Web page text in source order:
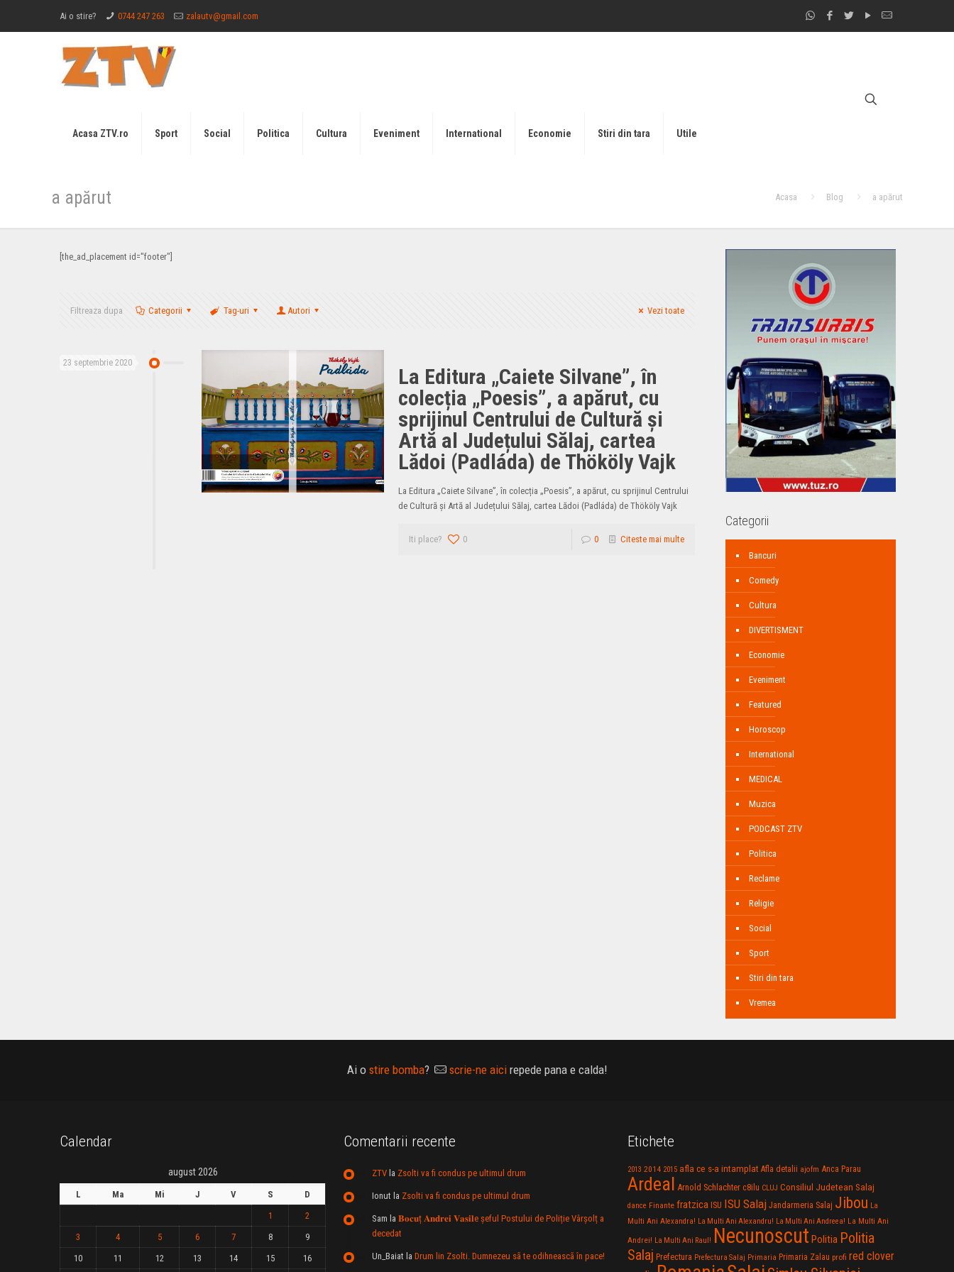
Ai o stire? 0744 247 263 zalautv@gmail.com
Acasa ZTV.ro Sport Social Politica Cultura Eveniment International Economie Stiri din tara Utile
a apărut Acasa Blog a apărut
[the_ad_placement id="footer"]
Filtreaza dupa Categorii Tag-uri Autori Vezi toate
23 septembrie 2020
La Editura „Caiete Silvane”, în
colecția „Poesis”, a apărut, cu
sprijinul Centrului de Cultură și
Artă al Județului Sălaj, cartea
Lădoi (Padláda) de Thököly Vajk
La Editura „Caiete Silvane”, în colecția „Poesis”, a apărut, cu sprijinul Centrului
de Cultură și Artă al Județului Sălaj, cartea Lădoi (Padláda) de Thököly Vajk
Iti place? 0 0 Citeste mai multe
Categorii
Bancuri
Comedy
Cultura
DIVERTISMENT
Economie
Eveniment
Featured
Horoscop
International
MEDICAL
Muzica
PODCAST ZTV
Politica
Reclame
Religie
Social
Sport
Stiri din tara
Vremea
Ai o stire bomba? scrie-ne aicirepede pana e calda!
Calendar
august 2026
L Ma Mi J V S
D
1
2
3
4 5 6 7 8
9
10
11 12 13 14 15 16
Comentarii recente
ZTVla Zsolti va fi condus pe ultimul drum
Ionut la Zsolti va fi condus pe ultimul drum
Sam la 𝐁𝐨𝐜𝐮ț 𝐀𝐧𝐝𝐫𝐞𝐢 𝐕𝐚𝐬𝐢𝐥e şeful Postului de Poliție Vârșolț a
decedat
Un_Baiat la Drum lin Zsolti. Dumnezeu sã te odihneascã în pace!
Etichete
2013 2014 2015 afla ce s-a intamplat Afla detalii ajofm Anca Parau
Ardeal Arnold Schlachter c8ilu CLUJ Consiliul Judetean Salaj
dance Finante fratzica ISU ISU Salaj Jandarmeria Salaj Jibou La
Multi Ani Alexandra! La Multi Ani Alexandru! La Multi Ani Andreea! La Multi Ani
Andrei! La Multi Ani Raul! Necunoscut Politia Politia
Salaj Prefectura Prefectura Salaj Primaria Primaria Zalau profi red clover